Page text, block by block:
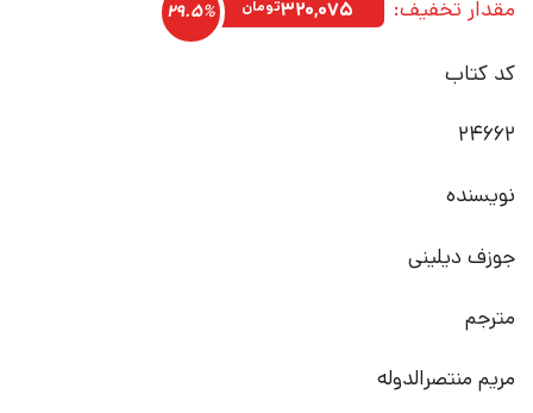
۱,۰۸۵,۰۰۰تومان مقدار تخفیف: ۳۲۰,۰۷۵تومان 29.5%
کد کتاب
24662
نویسنده
جوزف دیلینی
مترجم
مریم منتصرالدوله